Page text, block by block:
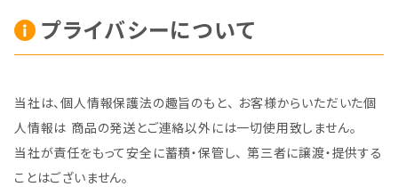
プライバシーについて
当社は、個人情報保護法の趣旨のもと、 お客様からいただいた個
人情報は 商品の発送とご連絡以外には一切使用致しません。
当社が責任をもって安全に蓄積・保管し、 第三者に譲渡・提供する
ことはございません。